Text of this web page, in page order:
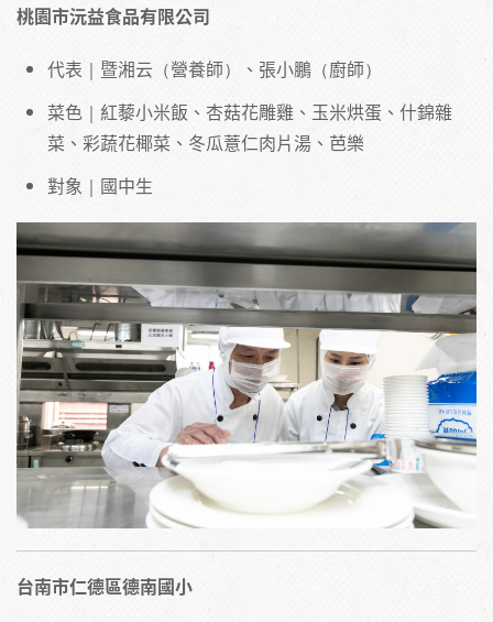
桃園市沅益食品有限公司
代表｜暨湘云（營養師）、張小鵬（廚師）
菜色｜紅藜小米飯、杏菇花雕雞、玉米烘蛋、什錦雜
菜、彩蔬花椰菜、冬瓜薏仁肉片湯、芭樂
對象｜國中生
台南市仁德區德南國小